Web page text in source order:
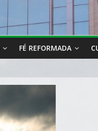
FÉ REFORMADA